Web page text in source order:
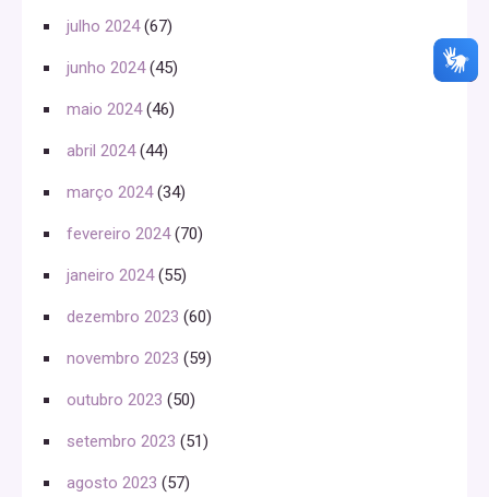
julho 2024(67)
junho 2024(45)
maio 2024(46)
abril 2024(44)
março 2024(34)
fevereiro 2024(70)
janeiro 2024(55)
dezembro 2023 (60)
novembro 2023 (59)
outubro 2023 (50)
setembro 2023 (51)
agosto 2023 (57)